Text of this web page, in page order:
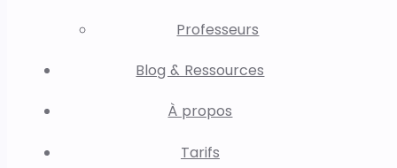
Professeurs
Blog & Ressources
À propos
Tarifs